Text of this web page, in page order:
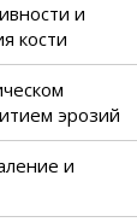
и
кости
эрозий
и